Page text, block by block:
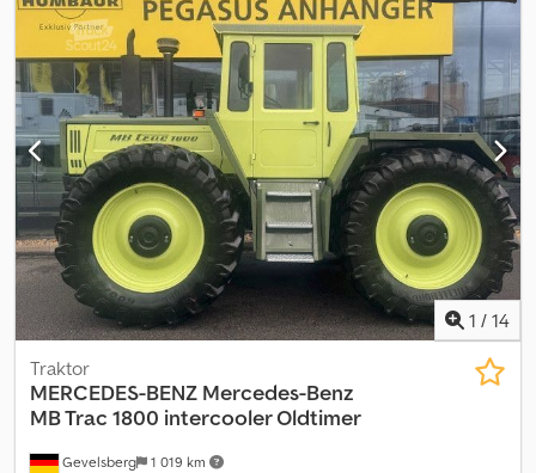
1 / 14
Gevelsberg 1 019 km
Traktor
MERCEDES-BENZ Mercedes-Benz
MB Trac 1800 intercooler Oldtimer